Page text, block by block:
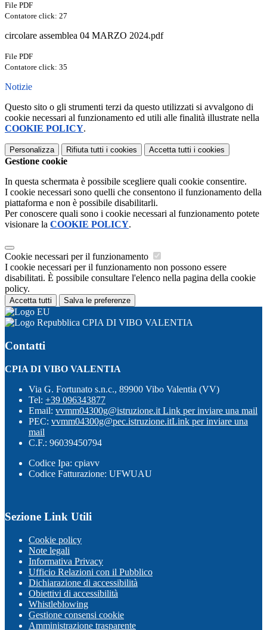
File PDF
Contatore click: 27
circolare assemblea 04 MARZO 2024.pdf
File PDF
Contatore click: 35
Notizie
Questo sito o gli strumenti terzi da questo utilizzati si avvalgono di
cookie necessari al funzionamento ed utili alle finalità illustrate nella
COOKIE POLICY.
Personalizza Rifiuta tutti i cookies Accetta tutti i cookies
Gestione cookie
In questa schermata è possibile scegliere quali cookie consentire.
I cookie necessari sono quelli che consentono il funzionamento della
piattaforma e non è possibile disabilitarli.
Per conoscere quali sono i cookie necessari al funzionamento potete
visionare la COOKIE POLICY.
Cookie necessari per il funzionamento
I cookie necessari per il funzionamento non possono essere
disabilitati. È possibile consultare l'elenco nella pagina della cookie
policy.
Accetta tutti Salva le preferenze
CPIA DI VIBO VALENTIA
Contatti
CPIA DI VIBO VALENTIA
Via G. Fortunato s.n.c., 89900 Vibo Valentia (VV)
Tel: +39 096343877
Email: vvmm04300g@istruzione.it Link per inviare una mail
PEC: vvmm04300g@pec.istruzione.itLink per inviare una
mail
C.F.: 96039450794
Codice Ipa: cpiavv
Codice Fatturazione: UFWUAU
Sezione Link Utili
Cookie policy
Note legali
Informativa Privacy
Ufficio Relazioni con il Pubblico
Dichiarazione di accessibilità
Obiettivi di accessibilità
Whistleblowing
Gestione consensi cookie
Amministrazione trasparente